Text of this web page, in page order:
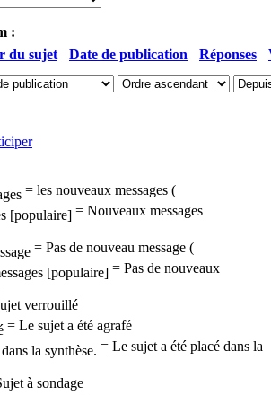
:
du sujet Date de publication Réponses
= les nouveaux messages (
= Nouveaux messages
= Pas de nouveau message (
= Pas de nouveaux
verrouillé
= Le sujet a été agrafé
= Le sujet a été placé dans la
à sondage